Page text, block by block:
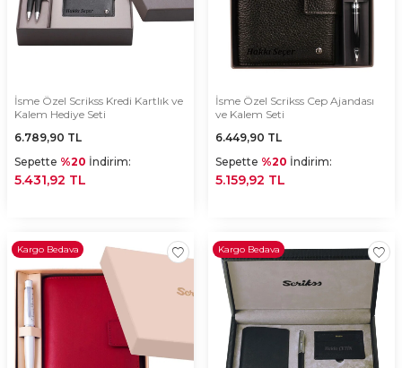
İsme Özel Scrikss Kredi Kartlık ve
Kalem Hediye Seti
6.789,90 TL
Sepette %20 İndirim:
5.431,92 TL
İsme Özel Scrikss Cep Ajandası
ve Kalem Seti
6.449,90 TL
Sepette %20 İndirim:
5.159,92 TL
Kargo Bedava Kargo Bedava